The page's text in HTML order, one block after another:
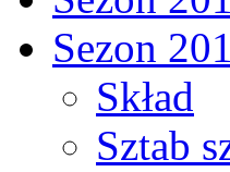
Sezon
Skład
Sztab